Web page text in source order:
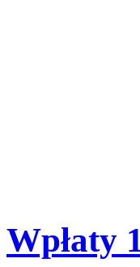
Wpłaty